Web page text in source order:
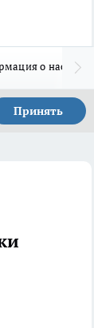
о нас
Принять